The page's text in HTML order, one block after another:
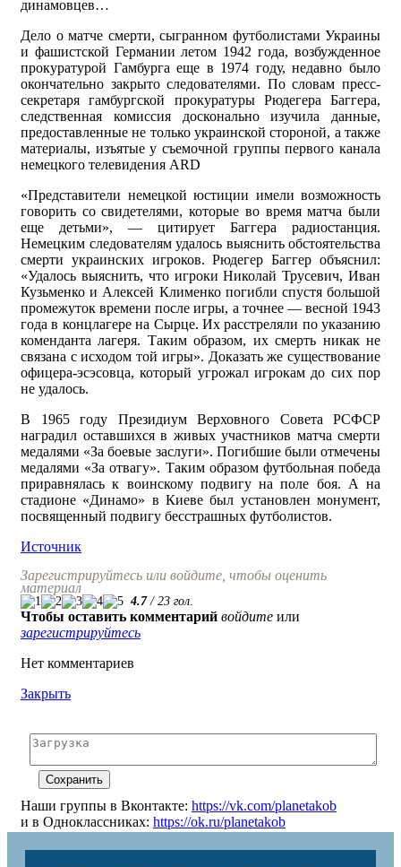
динамовцев…
Дело о матче смерти, сыгранном футболистами Украины
и фашистской Германии летом 1942 года, возбужденное
прокуратурой Гамбурга еще в 1974 году, недавно было
окончательно закрыто следователями. По словам пресс-
секретаря гамбургской прокуратуры Рюдегера Баггера,
следственная комиссия досконально изучила данные,
предоставленные не только украинской стороной, а также
материалы, изъятые у съемочной группы первого канала
немецкого телевидения ARD
«Представители немецкой юстиции имели возможность
говорить со свидетелями, которые во время матча были
еще детьми», — цитирует Баггера радиостанция.
Немецким следователям удалось выяснить обстоятельства
смерти украинских игроков. Рюдегер Баггер объяснил:
«Удалось выяснить, что игроки Николай Трусевич, Иван
Кузьменко и Алексей Клименко погибли спустя большой
промежуток времени после игры, а точнее — весной 1943
года в концлагере на Сырце. Их расстреляли по указанию
коменданта лагеря. Таким образом, их смерть никак не
связана с исходом той игры». Доказать же существование
офицера-эсэсовца, который угрожал игрокам до сих пор
не удалось.
В 1965 году Президиум Верховного Совета РСФСР
наградил оставшихся в живых участников матча смерти
медалями «За боевые заслуги». Погибшие были отмечены
медалями «За отвагу». Таким образом футбольная победа
приравнялась к воинскому подвигу на поле боя. А на
стадионе «Динамо» в Киеве был установлен монумент,
посвященный подвигу бесстрашных футболистов.
Источник
Зарегистрируйтесь или войдите, чтобы оценить
материал
4.7/ 23 гол.
Чтобы оставить комментарий войдите или
зарегистрируйтесь
Нет комментариев
Закрыть
Наши группы в Вконтакте: https://vk.com/planetakob
и в Одноклассниках: https://ok.ru/planetakob